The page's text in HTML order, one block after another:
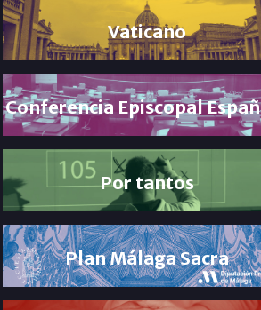
Vaticano
Conferencia Episcopal
Por tantos
Plan Málaga Sacra